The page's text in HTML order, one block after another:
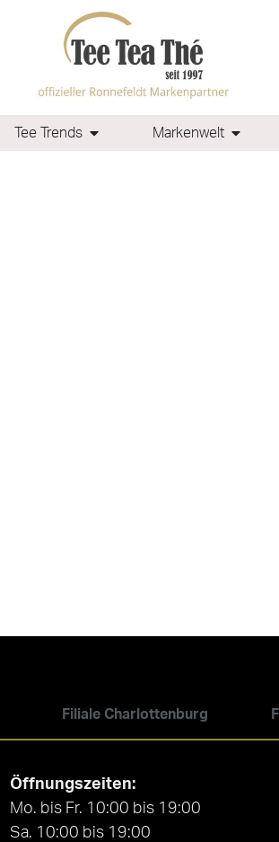
Tee Trends Markenwelt
Filiale Charlottenburg
Öffnungszeiten:
Mo. bis Fr. 10:00 bis 19:00
Sa. 10:00 bis 19:00